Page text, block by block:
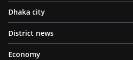
Dhaka city
District news
Economy